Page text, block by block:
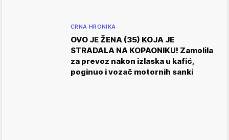
CRNA HRONIKA
OVO JE ŽENA (35) KOJA JE
STRADALA NA KOPAONIKU! Zamolila
za prevoz nakon izlaska u kafić,
poginuo i vozač motornih sanki